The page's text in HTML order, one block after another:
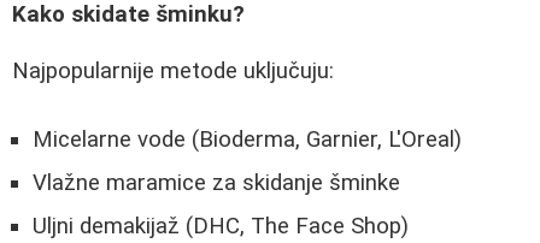
Kako skidate šminku?
Najpopularnije metode uključuju:
Micelarne vode (Bioderma, Garnier, L'Oreal)
Vlažne maramice za skidanje šminke
Uljni demakijaž (DHC, The Face Shop)